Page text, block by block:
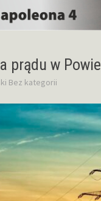
prądu w
Bez kategorii